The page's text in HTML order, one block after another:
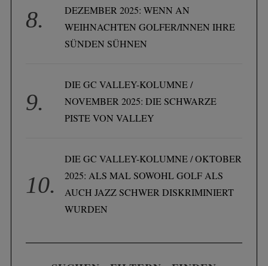
DEZEMBER 2025: WENN AN
WEIHNACHTEN GOLFER/INNEN IHRE
SÜNDEN SÜHNEN
DIE GC VALLEY-KOLUMNE /
NOVEMBER 2025: DIE SCHWARZE
PISTE VON VALLEY
DIE GC VALLEY-KOLUMNE / OKTOBER
2025: ALS MAL SOWOHL GOLF ALS
AUCH JAZZ SCHWER DISKRIMINIERT
WURDEN